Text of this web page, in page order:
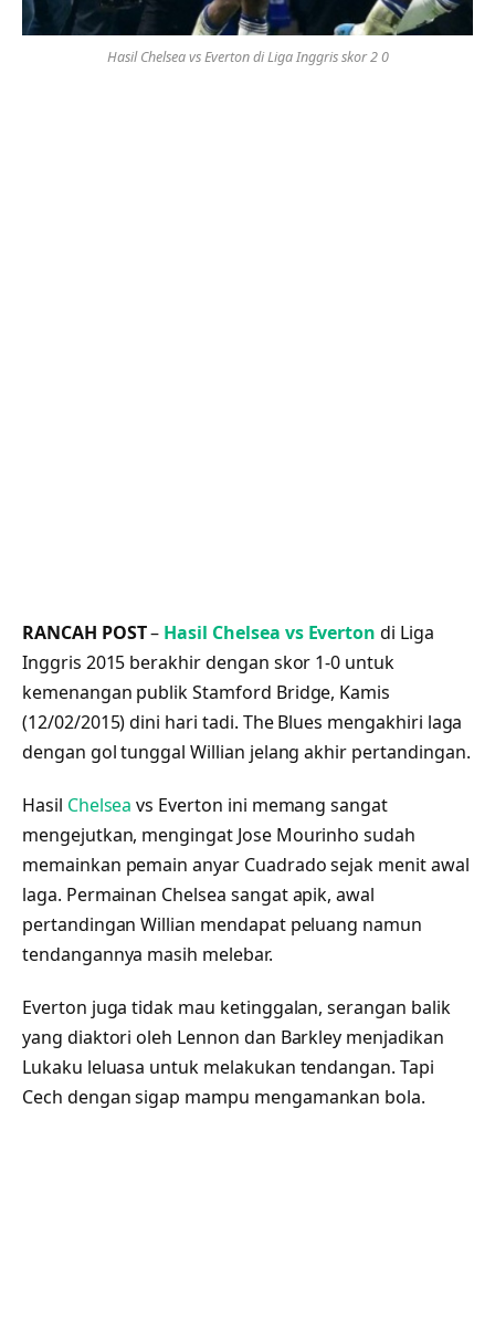
Hasil Chelsea vs Everton di Liga Inggris skor 2 0
RANCAH POST– Hasil Chelsea vs Everton di Liga
Inggris 2015 berakhir dengan skor 1-0 untuk
kemenangan publik Stamford Bridge, Kamis
(12/02/2015) dini hari tadi. The Blues mengakhiri laga
dengan gol tunggal Willian jelang akhir pertandingan.
Hasil Chelsea vs Everton ini memang sangat
mengejutkan, mengingat Jose Mourinho sudah
memainkan pemain anyar Cuadrado sejak menit awal
laga. Permainan Chelsea sangat apik, awal
pertandingan Willian mendapat peluang namun
tendangannya masih melebar.
Everton juga tidak mau ketinggalan, serangan balik
yang diaktori oleh Lennon dan Barkley menjadikan
Lukaku leluasa untuk melakukan tendangan. Tapi
Cech dengan sigap mampu mengamankan bola.